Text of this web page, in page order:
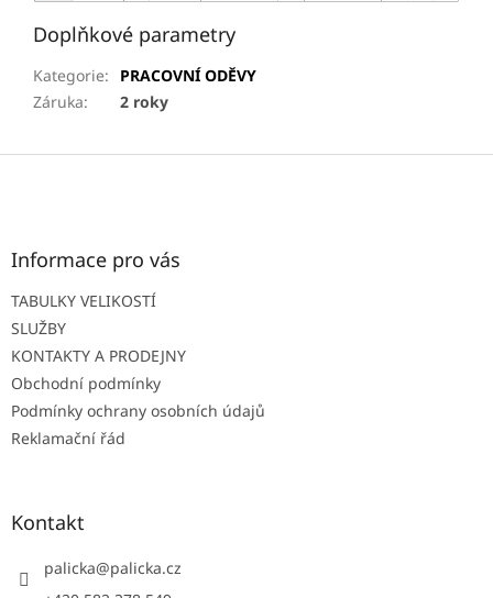
Doplňkové parametry
Kategorie:
PRACOVNÍ ODĚVY
Záruka: 2 roky
Z
Informace pro vás
TABULKY VELIKOSTÍ
SLUŽBY
KONTAKTY A PRODEJNY
Obchodní podmínky
Podmínky ochrany osobních údajů
Reklamační řád
Kontakt
palicka@palicka.cz